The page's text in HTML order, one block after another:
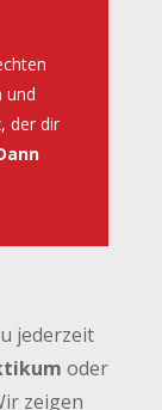
und
der dir
jederzeit
oder
zeigen